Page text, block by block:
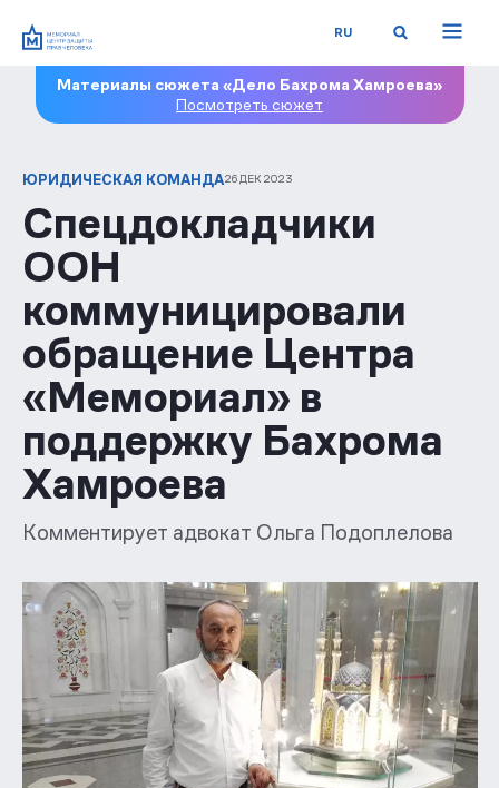
RU
Материалы сюжета «Дело Бахрома Хамроева»
Посмотреть сюжет
ЮРИДИЧЕСКАЯ КОМАНДА26 ДЕК 2023
Спецдокладчики
ООН
коммуницировали
обращение Центра
«Мемориал» в
поддержку Бахрома
Хамроева
Комментирует адвокат Ольга Подоплелова